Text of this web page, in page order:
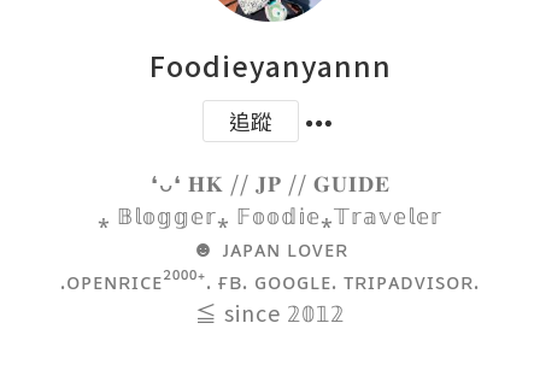
Foodieyanyannn
追蹤
❛ᴗ❛ 𝐇𝐊 // 𝐉𝐏 // 𝐆𝐔𝐈𝐃𝐄
⁎ 𝔹𝕝𝕠𝕘𝕘𝕖𝕣⁎ 𝔽𝕠𝕠𝕕𝕚𝕖⁎𝕋𝕣𝕒𝕧𝕖𝕝𝕖𝕣
☻ ᴊᴀᴘᴀɴ ʟᴏᴠᴇʀ
.ᴏᴘᴇɴʀɪᴄᴇ²⁰⁰⁰⁺. ғʙ. ɢᴏᴏɢʟᴇ. ᴛʀɪᴘᴀᴅᴠɪsᴏʀ.
≦ since 𝟚𝟘𝟙𝟚